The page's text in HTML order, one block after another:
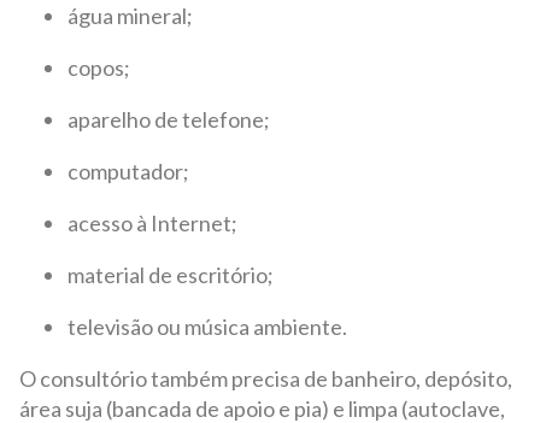
água mineral;
copos;
aparelho de telefone;
computador;
acesso à Internet;
material de escritório;
televisão ou música ambiente.
O consultório também precisa de banheiro, depósito,
área suja (bancada de apoio e pia) e limpa (autoclave,